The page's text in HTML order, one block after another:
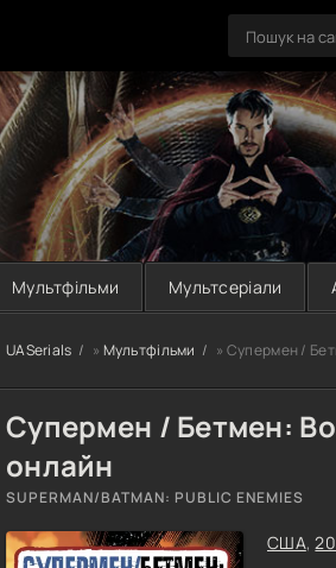
Мультфільми Мультсеріали
UASerials » Мультфільми » Супермен /
Супермен / Бетмен:
онлайн
SUPERMAN/BATMAN: PUBLIC ENEMIES
США,